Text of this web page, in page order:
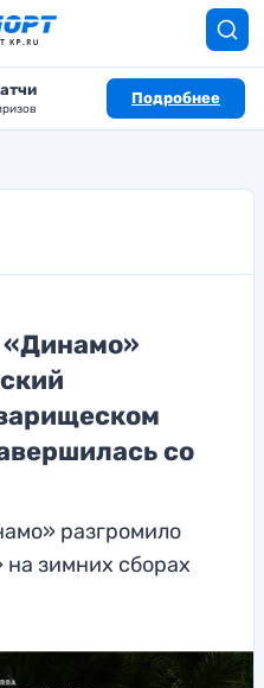
Подробнее
«Динамо»
со
разгромило
зимних сборах